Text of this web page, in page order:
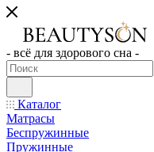
- всё для здорового сна -
Каталог
Матрасы
Беспружинные
Пружинные